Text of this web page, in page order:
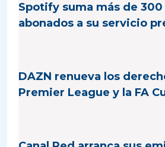
Spotify suma más de
abonados a su servicio
DAZN renueva los
Premier League y la FA